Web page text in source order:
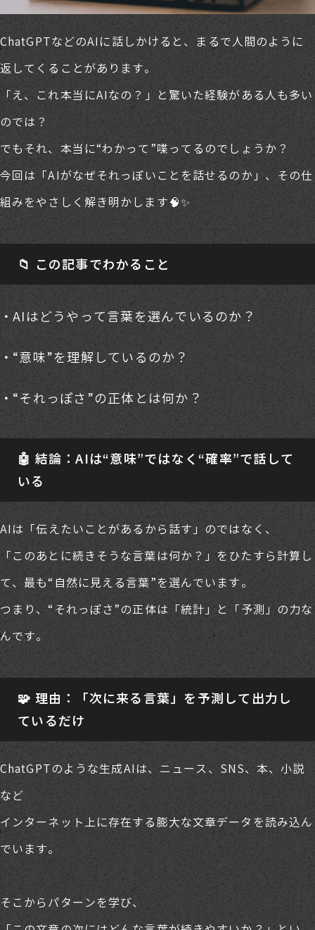
ChatGPTなどのAIに話しかけると、まるで人間のように
返してくることがあります。
「え、これ本当にAIなの？」と驚いた経験がある人も多い
のでは？
でもそれ、本当に“わかって”喋ってるのでしょうか？
今回は「AIがなぜそれっぽいことを話せるのか」、その仕
組みをやさしく解き明かします🧠✨
📁 この記事でわかること
AIはどうやって言葉を選んでいるのか？
“意味”を理解しているのか？
“それっぽさ”の正体とは何か？
🤖 結論：AIは“意味”ではなく“確率”で話して
いる
AIは「伝えたいことがあるから話す」のではなく、
「このあとに続きそうな言葉は何か？」をひたすら計算し
て、最も“自然に見える言葉”を選んでいます。
つまり、“それっぽさ”の正体は「統計」と「予測」の力な
んです。
🧩 理由：「次に来る言葉」を予測して出力し
ているだけ
ChatGPTのような生成AIは、ニュース、SNS、本、小説
など
インターネット上に存在する膨大な文章データを読み込ん
でいます。
そこからパターンを学び、